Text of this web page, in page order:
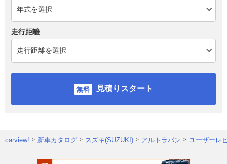
走行距離
見積りスタート
carview! 新車カタログ スズキ(SUZUKI) アルトラパン ユーザーレ